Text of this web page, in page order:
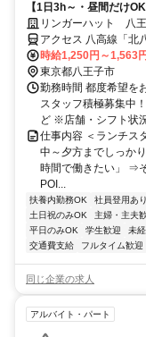
【1日3h～・昼間だけ
色自由★家計に優しい食
リンガーハット 八
アクセス 八高線「北
時給1,250円～1,563円
東京都八王子市
勤務時間 都度希望を
スタッフ積極募集中
ど ※店舗・シフト状
仕事内容 ＜ランチス
中～夕方までしっか
時間で働きたい」 ⇒
POI...
扶養内勤務OK 社員登用あり
土日祝のみOK
主婦・主夫
平日のみOK
学生歓迎 未
交通費支給
フルタイム歓迎
同じ企業の求人
アルバイト・パート